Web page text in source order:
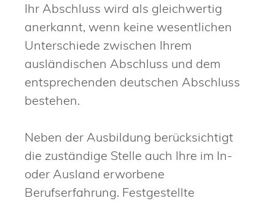
Ihr Abschluss wird als gleichwertig
anerkannt, wenn keine wesentlichen
Unterschiede zwischen Ihrem
ausländischen Abschluss und dem
entsprechenden deutschen Abschluss
bestehen.
Neben der Ausbildung berücksichtigt
die zuständige Stelle auch Ihre im In-
oder Ausland erworbene
Berufserfahrung. Festgestellte